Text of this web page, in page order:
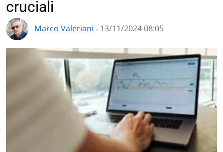
cruciali
Marco Valeriani - 13/11/2024 08:05